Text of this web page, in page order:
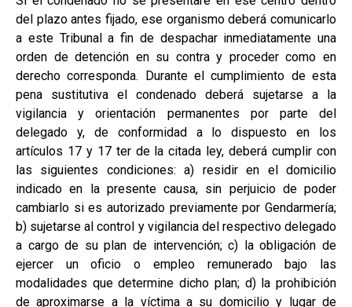
del plazo antes fijado, ese organismo deberá comunicarlo
a este Tribunal a fin de despachar inmediatamente una
orden de detención en su contra y proceder como en
derecho corresponda. Durante el cumplimiento de esta
pena sustitutiva el condenado deberá sujetarse a la
vigilancia y orientación permanentes por parte del
delegado y, de conformidad a lo dispuesto en los
artículos 17 y 17 ter de la citada ley, deberá cumplir con
las siguientes condiciones: a) residir en el domicilio
indicado en la presente causa, sin perjuicio de poder
cambiarlo si es autorizado previamente por Gendarmería;
b) sujetarse al control y vigilancia del respectivo delegado
a cargo de su plan de intervención; c) la obligación de
ejercer un oficio o empleo remunerado bajo las
modalidades que determine dicho plan; d) la prohibición
de aproximarse a la víctima a su domicilio y lugar de